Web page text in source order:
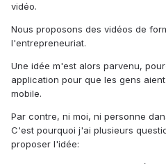
vidéo.
Nous proposons des vidéos de
l'entrepreneuriat.
Une idée m'est alors parvenu,
application pour que les gens
mobile.
Par contre, ni moi, ni personne
C'est pourquoi j'ai plusieurs
proposer l'idée: